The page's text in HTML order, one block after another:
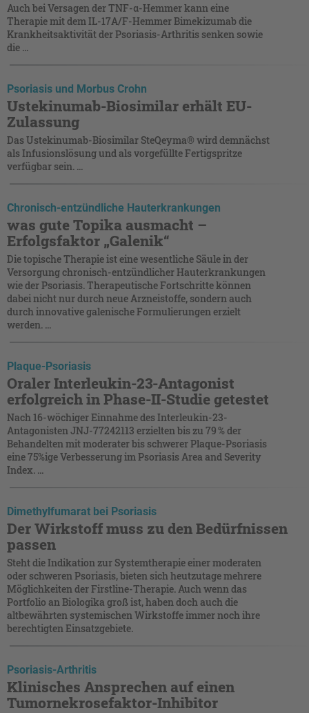
Auch bei Versagen der TNF-α-Hemmer kann eine
Therapie mit dem IL-17A/F-Hemmer Bimekizumab die
Krankheitsaktivität der Psoriasis-Arthritis senken sowie
die ...
Psoriasis und Morbus Crohn
Ustekinumab-Biosimilar erhält EU-
Zulassung
Das Ustekinumab-Biosimilar SteQeyma® wird demnächst
als Infusionslösung und als vorgefüllte Fertigspritze
verfügbar sein. ...
Chronisch-entzündliche Hauterkrankungen
was gute Topika ausmacht –
Erfolgsfaktor „Galenik“
Die topische Therapie ist eine wesentliche Säule in der
Versorgung chronisch-entzündlicher Hauterkrankungen
wie der Psoriasis. Therapeutische Fortschritte können
dabei nicht nur durch neue Arzneistoffe, sondern auch
durch innovative galenische Formulierungen erzielt
werden. ...
Plaque-Psoriasis
Oraler Interleukin-23-Antagonist
erfolgreich in Phase-II-Studie getestet
Nach 16-wöchiger Einnahme des Interleukin-23-
Antagonisten JNJ-77242113 erzielten bis zu 79 % der
Behandelten mit moderater bis schwerer Plaque-Psoriasis
eine 75%ige Verbesserung im Psoriasis Area and Severity
Index. ...
Dimethylfumarat bei Psoriasis
Der Wirkstoff muss zu den Bedürfnissen
passen
Steht die Indikation zur Systemtherapie einer moderaten
oder schweren Psoriasis, bieten sich heutzutage mehrere
Möglichkeiten der Firstline-Therapie. Auch wenn das
Portfolio an Biologika groß ist, haben doch auch die
altbewährten systemischen Wirkstoffe immer noch ihre
berechtigten Einsatzgebiete.
Psoriasis-Arthritis
Klinisches Ansprechen auf einen
Tumornekrosefaktor-Inhibitor